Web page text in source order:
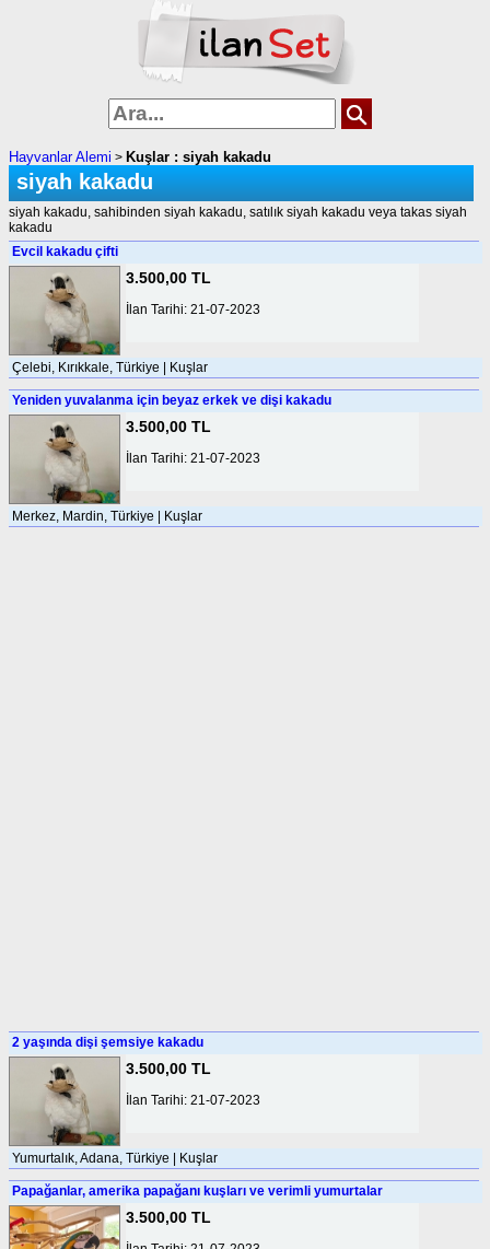
Hayvanlar Alemi > Kuşlar : siyah kakadu
siyah kakadu
siyah kakadu, sahibinden siyah kakadu, satılık siyah kakadu veya takas siyah
kakadu
Evcil kakadu çifti
3.500,00 TL
İlan Tarihi: 21-07-2023
Çelebi, Kırıkkale, Türkiye | Kuşlar
Yeniden yuvalanma için beyaz erkek ve dişi kakadu
3.500,00 TL
İlan Tarihi: 21-07-2023
Merkez, Mardin, Türkiye | Kuşlar
2 yaşında dişi şemsiye kakadu
3.500,00 TL
İlan Tarihi: 21-07-2023
Yumurtalık, Adana, Türkiye | Kuşlar
Papağanlar, amerika papağanı kuşları ve verimli yumurtalar
3.500,00 TL